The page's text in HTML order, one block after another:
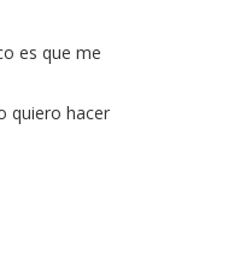
es que me
quiero hacer